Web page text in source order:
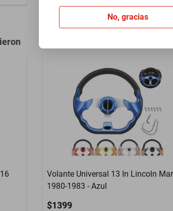
No, gracias
Volante Universal 13 In Lincoln
1980-1983 - Azul
$1399